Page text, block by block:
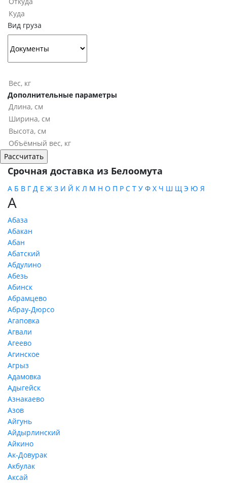
Вид груза
Дополнительные параметры
Срочная доставка из Белоомута
А Б В Г Д Е Ж З И Й К Л М Н О П Р С Т У Ф Х Ч Ш Щ Э Ю Я
А
Абаза
Абакан
Абан
Абатский
Абдулино
Абезь
Абинск
Абрамцево
Абрау-Дюрсо
Агаповка
Агвали
Агеево
Агинское
Агрыз
Адамовка
Адыгейск
Азнакаево
Азов
Айгунь
Айдырлинский
Айкино
Ак-Довурак
Акбулак
Аксай